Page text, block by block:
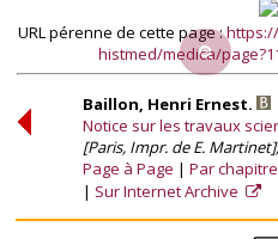
URL pérenne de cette page :
histmed/medica/
Baillon, Henri Ernest.
Notice sur les travaux
[Paris, Impr. de E.
Page à Page
Par
Sur Internet Archive